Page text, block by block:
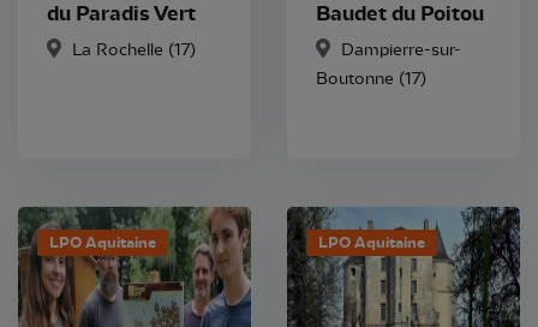
du Paradis Vert
La Rochelle (17)
Baudet du Poitou
Dampierre-sur-
Boutonne (17)
LPO Aquitaine LPO Aquitaine